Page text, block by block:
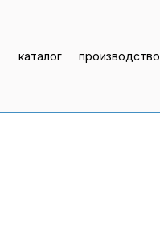
производство
каталог